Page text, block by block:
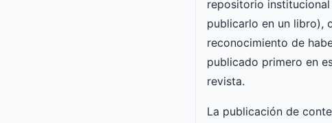
repositorio institucional
publicarlo en un libro),
reconocimiento de
publicado primero en
revista.
La publicación de